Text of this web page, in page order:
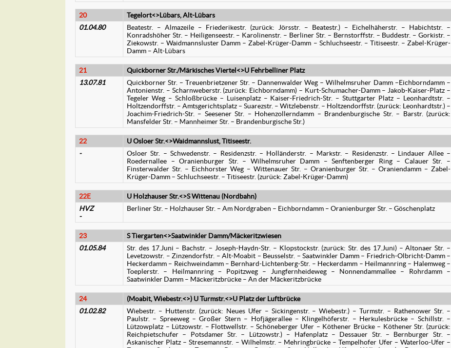
20
Tegelort<>Lübars, Alt-Lübars
01.04.80
Beatestr. – Almazeile – Friederikestr. (zurück: Jörsstr. – Beatestr.) – Eichelhäherstr. – Habichtstr. –
Konradshöher Str. – Heiligenseestr. – Karolinenstr. – Berliner Str. – Bernstorffstr. – Buddestr. – Gorkistr. –
Ziekowstr. – Waidmannsluster Damm – Zabel-Krüger-Damm – Schluchseestr. – Titiseestr. – Zabel-Krüger-
Damm – Alt-Lübars
21
Quickborner Str./Märkisches Viertel<>U Fehrbelliner Platz
13.07.81
Quickborner Str. – Treuenbrietzener Str. – Dannenwalder Weg – Wilhelmsruher Damm –Eichborndamm –
Antonienstr. – Scharnweberstr. (zurück: Eichborndamm) – Kurt-Schumacher-Damm – Jakob-Kaiser-Platz –
Tegeler Weg – Schloßbrücke – Luisenplatz – Kaiser-Friedrich-Str. – Stuttgarter Platz – Leonhardtstr. –
Holtzendorffstr. – Amtsgerichtsplatz – Suarezstr. – Witzlebenstr. – Holtzendorffstr. (zurück: Leonhardtstr.) –
Joachim-Friedrich-Str. – Seesener Str. – Hohenzollerndamm – Brandenburgische Str. – Barstr. (zurück:
Mansfelder Str. – Mannheimer Str. – Brandenburgische Str.)
22
U Osloer Str.<>Waidmannslust, Titiseestr.
-
Osloer Str. – Schwedenstr. – Residenzstr. – Holländerstr. – Markstr. – Residenzstr. – Lindauer Allee –
Roedernallee – Oranienburger Str. – Wilhelmsruher Damm – Senftenberger Ring – Calauer Str. –
Finsterwalder Str. – Eichhorster Weg – Wittenauer Str. – Oranienburger Str. – Oraniendamm – Zabel-
Krüger-Damm – Schluchseestr. – Titiseestr. (zurück: Zabel-Krüger-Damm)
22E
U Holzhauser Str.<>S Wittenau (Nordbahn)
HVZ
-
Berliner Str. – Holzhauser Str. – Am Nordgraben – Eichborndamm – Oranienburger Str. – Göschenplatz
23
S Tiergarten<>Saatwinkler Damm/Mäckeritzwiesen
01.05.84
Str. des 17.Juni – Bachstr. – Joseph-Haydn-Str. – Klopstockstr. (zurück: Str. des 17.Juni) – Altonaer Str. –
Levetzowstr. – Zinzendorfstr. – Alt-Moabit – Beusselstr. – Saatwinkler Damm – Friedrich-Olbricht-Damm –
Heckerdamm – Reichweindamm – Bernhard-Lichtenberg-Str. – Heckerdamm – Heilmannring – Halemweg –
Toeplerstr. – Heilmannring – Popitzweg – Jungfernheideweg – Nonnendammallee – Rohrdamm –
Saatwinkler Damm – Mäckeritzbrücke – An der Mäckeritzbrücke
24
(Moabit, Wiebestr.<>) U Turmstr.<>U Platz der Luftbrücke
01.02.82
Wiebestr. – Huttenstr. (zurück: Neues Ufer – Sickingenstr. – Wiebestr.) – Turmstr. – Rathenower Str. –
Paulstr. – Spreeweg – Großer Stern – Hofjägerallee – Klingelhöferstr. – Herkulesbrücke – Schillstr. –
Lützowplatz – Lützowstr. – Flottwellstr. – Schöneberger Ufer – Köthener Brücke – Köthener Str. (zurück:
Reichpietschufer – Potsdamer Str. – Lützowstr.) – Hafenplatz – Dessauer Str. – Bernburger Str. –
Askanischer Platz – Stresemannstr. – Wilhelmstr. – Mehringbrücke – Tempelhofer Ufer – Waterloo-Ufer –